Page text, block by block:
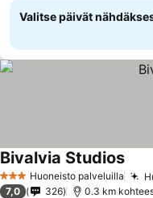
Valitse päivät
3 Tähtiluokitus
Huoneisto palveluilla
Bivalvia Studios
7,0 326 0.3 km